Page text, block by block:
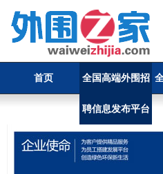
首页 全国高端外围招
聘信息发布平台